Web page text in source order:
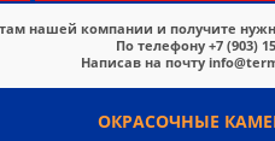
нашей компании и получите
По телефону +7 (903)
Написав на почту
ОКРАСОЧНЫЕ